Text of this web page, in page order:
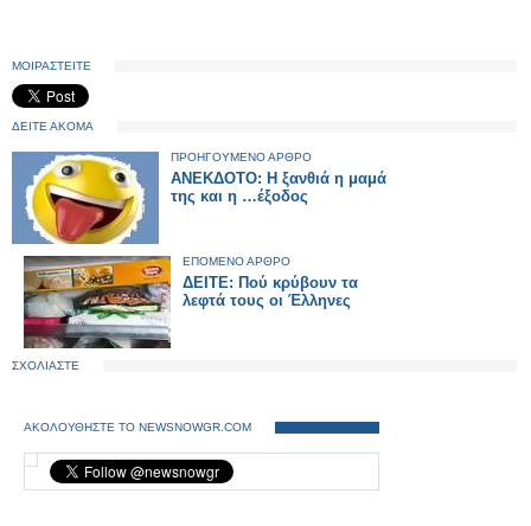
ΜΟΙΡΑΣΤΕΙΤΕ
ΔΕΙΤΕ ΑΚΟΜΑ
ΠΡΟΗΓΟΥΜΕΝΟ ΑΡΘΡΟ
ΑΝΕΚΔΟΤΟ: Η ξανθιά η μαμά
της και η …έξοδος
ΕΠΟΜΕΝΟ ΑΡΘΡΟ
ΔΕΙΤΕ: Πού κρύβουν τα
λεφτά τους οι Έλληνες
ΣΧΟΛΙΑΣΤΕ
ΑΚΟΛΟΥΘΗΣΤΕ ΤΟ NEWSNOWGR.COM